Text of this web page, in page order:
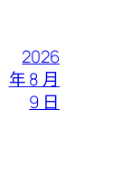
2026
年 8 月
9 日